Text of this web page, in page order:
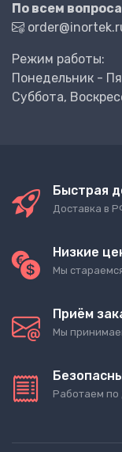
По всем
Режим работы:
Понедельник -
Суббота,
Быстрая
Доставка в
Низкие
Мы
Приём
Мы
Работаем по